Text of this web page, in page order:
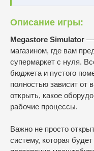
Описание игры:
Megastore Simulator —
магазином, где вам
супермаркет с нуля.
бюджета и пустого
полностью зависит от
открыть, какое
рабочие процессы.
Важно не просто
систему, которая